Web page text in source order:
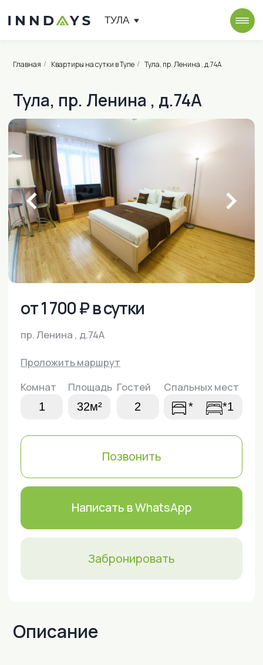
ТУЛА
Главная / Квартиры на сутки в Туле / Тула, пр. Ленина , д.74А
Тула, пр. Ленина , д.74А
от 1 700 ₽ в сутки
Проложить маршрут
Написать в WhatsApp
пр. Ленина , д.74А
Комнат Площадь Гостей Спальных мест
Описание